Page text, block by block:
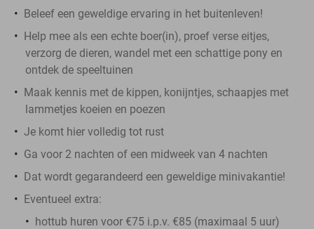
Beleef een geweldige ervaring in het buitenleven!
Help mee als een echte boer(in), proef verse eitjes,
verzorg de dieren, wandel met een schattige pony en
ontdek de speeltuinen
Maak kennis met de kippen, konijntjes, schaapjes met
lammetjes koeien en poezen
Je komt hier volledig tot rust
Ga voor 2 nachten of een midweek van 4 nachten
Dat wordt gegarandeerd een geweldige minivakantie!
Eventueel extra:
hottub huren voor €75 i.p.v. €85 (maximaal 5 uur)